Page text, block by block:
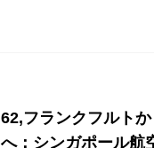
62,フランクフルト
へ：シンガポール航